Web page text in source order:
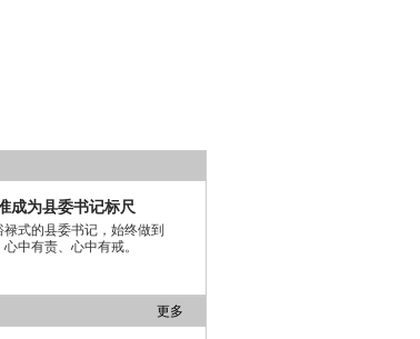
成为县委书记标尺
式的县委书记，始终做到
中有责、心中有戒。
更多